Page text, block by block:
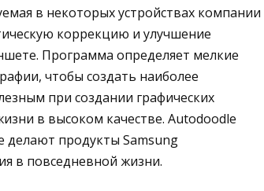
в некоторых устройствах компании
коррекцию и улучшение
Программа определяет мелкие
чтобы создать наиболее
при создании графических
в высоком качестве. Autodoodle
делают продукты Samsung
в повседневной жизни.